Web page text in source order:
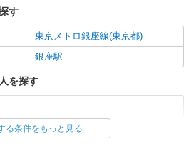
す
東京メトロ銀座線(東京都)
銀座駅
を探す
求人を探す
る条件をもっと見る